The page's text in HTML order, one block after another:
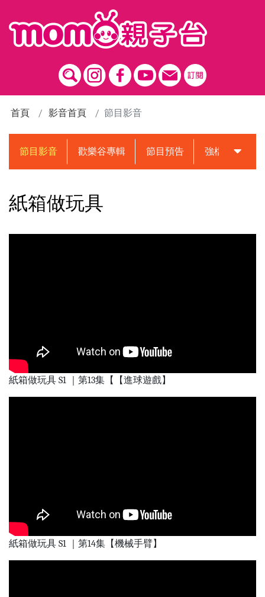
首頁 影音首頁 節目影音
節目影音 歡樂谷專輯 節目預告 強檔動畫預告
紙箱做玩具
紙箱做玩具 S1 ｜第13集【【進球遊戲】
紙箱做玩具 S1 ｜第14集【機械手臂】